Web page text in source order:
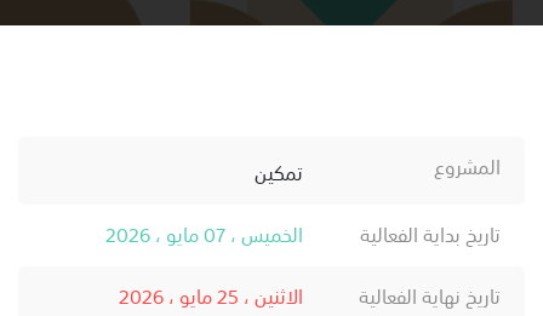
المشروع
تمكين
تاريخ بداية الفعالية
الخميس ، 07 مايو ، 2026
تاريخ نهاية الفعالية
الاثنين ، 25 مايو ، 2026